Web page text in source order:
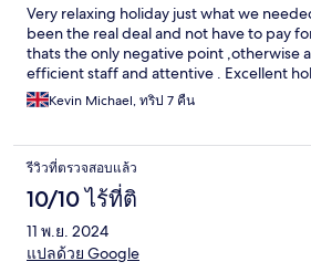
Very relaxing holiday just what we
been the real deal and not have to pay
thats the only negative point ,otherwise
efficient staff and attentive . Excellent
Kevin Michael, ทริป 7 คืน
รีวิวที่ตรวจสอบแล้ว
10/10 ไร้ที่ติ
11 พ.ย. 2024
แปลด้วย Google